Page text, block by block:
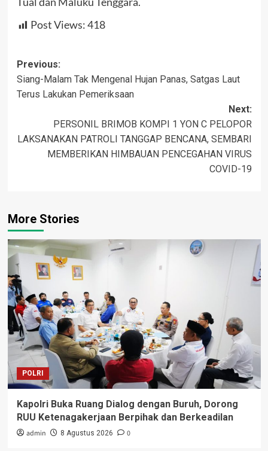
Post Views:418
Post
navigation
Previous:
Siang-Malam Tak Mengenal Hujan Panas, Satgas Laut
Terus Lakukan Pemeriksaan
Next:
PERSONIL BRIMOB KOMPI 1 YON C PELOPOR
LAKSANAKAN PATROLI TANGGAP BENCANA, SEMBARI
MEMBERIKAN HIMBAUAN PENCEGAHAN VIRUS
COVID-19
More Stories
POLRI
Kapolri Buka Ruang Dialog dengan Buruh, Dorong
RUU Ketenagakerjaan Berpihak dan Berkeadilan
admin 8 Agustus 2026 0